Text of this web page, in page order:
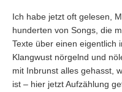
Ich habe jetzt oft gelesen,
hunderten von Songs, die
Texte über einen eigentlich
Klangwust nörgelnd und
mit Inbrunst alles gehasst,
ist – hier jetzt Aufzählung